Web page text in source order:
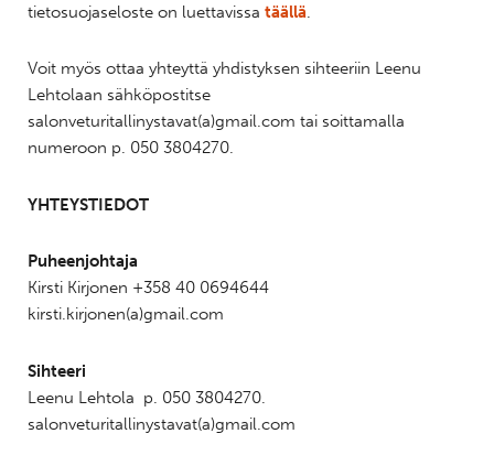
tietosuojaseloste on luettavissa täällä
Voit myös ottaa yhteyttä yhdistyksen sihteeriin Leenu
Lehtolaan sähköpostitse
salonveturitallinystavat(a)gmail.com tai soittamalla
numeroon p. 050 3804270.
YHTEYSTIEDOT
Puheenjohtaja
Kirsti Kirjonen +358 40 0694644
kirsti.kirjonen(a)gmail.com
Sihteeri
Leenu Lehtola p. 050 3804270.
salonveturitallinystavat(a)gmail.com